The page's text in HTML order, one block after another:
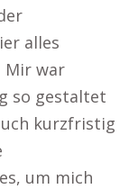
alles
Mir war
so gestaltet
kurzfristig
um mich